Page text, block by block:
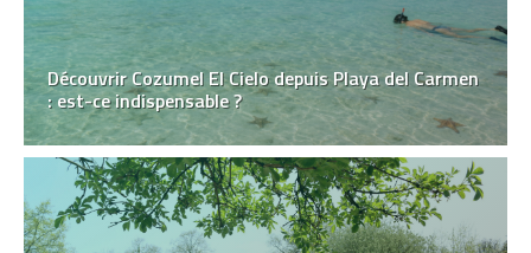
Découvrir Cozumel El Cielo depuis Playa del Carmen
: est-ce indispensable ?